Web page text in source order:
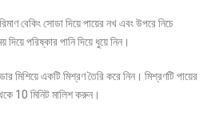
বেকিং সোডা দিয়ে পায়ের নখ এবং উপরে নিচে
পরিষ্কার পানি দিয়ে ধুয়ে নিন।
একটি মিশ্রণ তৈরি করে নিন। মিশ্রণটি পায়ের
10 মিনিট মালিশ করুন।